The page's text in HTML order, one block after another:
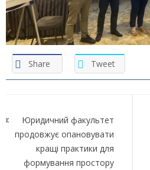
Share Tweet
записів
Юридичний факультет
продовжує опановувати
кращі практики для
формування простору